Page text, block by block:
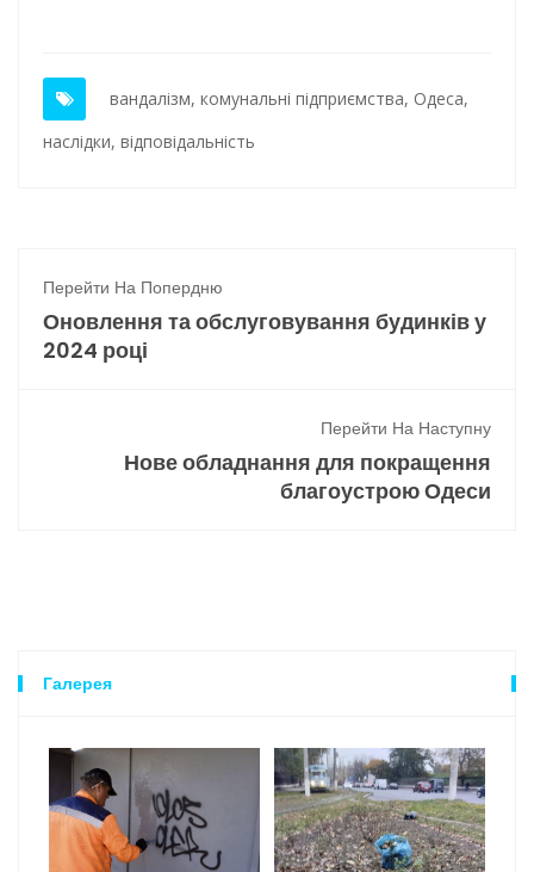
вандалізм, комунальні підприємства, Одеса,
наслідки, відповідальність
Перейти На Попердню
Оновлення та обслуговування будинків у
2024 році
Перейти На Наступну
Нове обладнання для покращення
благоустрою Одеси
Галерея